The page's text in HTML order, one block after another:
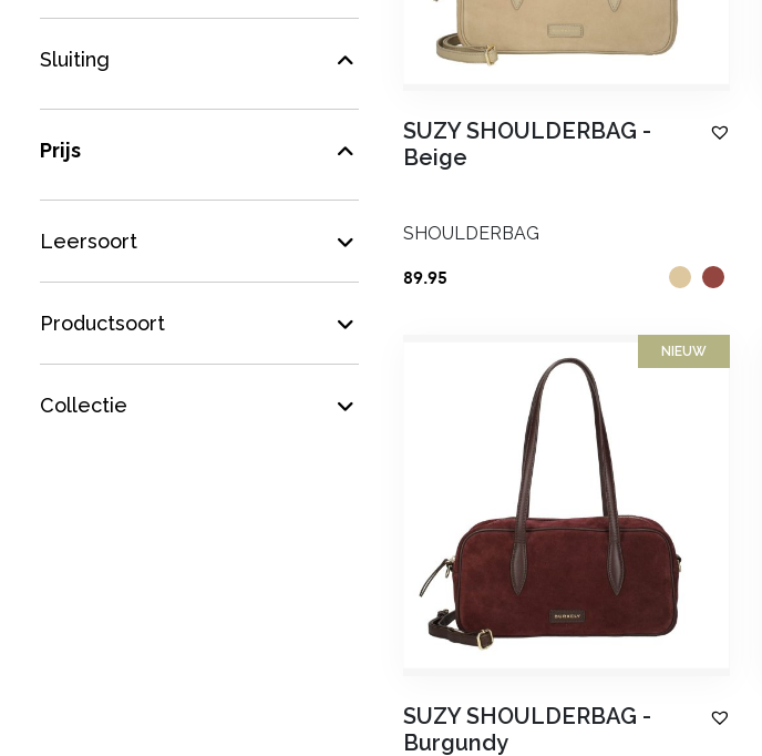
Sluiting
Prijs
Leersoort
Productsoort
Collectie
SUZY SHOULDERBAG -
Beige
SHOULDERBAG
89.95
NIEUW
SUZY SHOULDERBAG -
Burgundy